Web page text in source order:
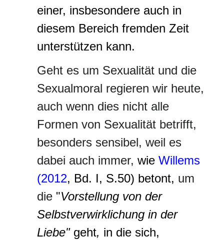
einer, insbesondere auch in
diesem Bereich fremden Zeit
unterstützen kann.
Geht es um Sexualität und die
Sexualmoral regieren wir heute,
auch wenn dies nicht alle
Formen von Sexualität betrifft,
besonders sensibel, weil es
dabei auch immer, wie Willems
(2012, Bd. I, S.50) betont, um
die "Vorstellung von der
Selbstverwirklichung in der
Liebe" geht, in die sich,